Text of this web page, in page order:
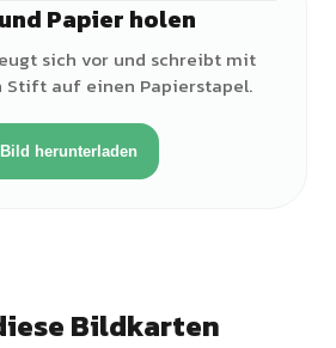
Papier holen
sich vor und schreibt mit
Stift auf einen Papierstapel.
Bild herunterladen
Bildkarten